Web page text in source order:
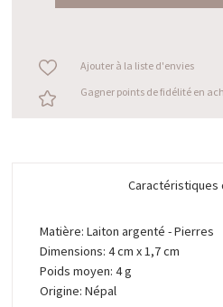
Ajouter à la liste d'envies
Gagner points de fidélité en
Caractéristiques
Matière: Laiton argenté - Pierres
Dimensions: 4 cm x 1,7 cm
Poids moyen: 4 g
Origine: Népal